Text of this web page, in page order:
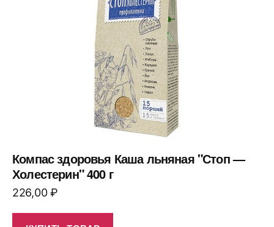
Компас здоровья Каша льняная "Стоп —
Холестерин" 400 г
226,00₽